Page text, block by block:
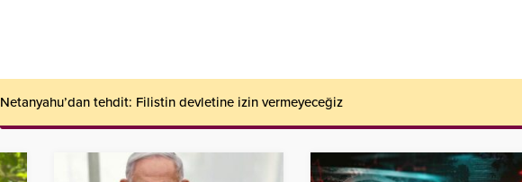
Netanyahu’dan tehdit: Filistin devletine izin vermeyeceğiz